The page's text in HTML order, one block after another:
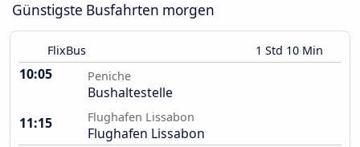
Günstigste Busfahrten morgen
FlixBus 1 Std 10 Min
10:05 Peniche
Bushaltestelle
11:15
Flughafen Lissabon
Flughafen Lissabon